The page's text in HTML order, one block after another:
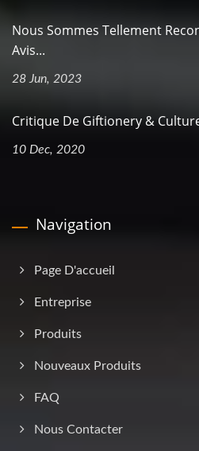
Nous Sommes Tellement
Avis...
28 Jun, 2023
Critique De Giftionery &
10 Dec, 2020
Navigation
Page D'accueil
Entreprise
Produits
Nouveaux Produits
FAQ
Nous Contacter